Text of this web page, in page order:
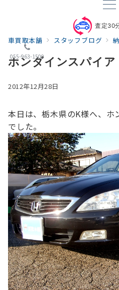
査定30
055-963-1500
車買取本舗 スタッフブログ
ホンダインスパイ
2012年12月28日
本日は、栃木県のK様へ、ホ
でした。